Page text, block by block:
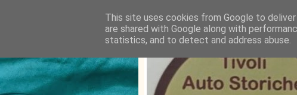
This site uses cookies from Google to
are shared with Google along with
statistics, and to detect and address abuse.